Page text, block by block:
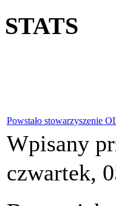
STATS
Powstało stowarzyszenie
Wpisany
czwartek,